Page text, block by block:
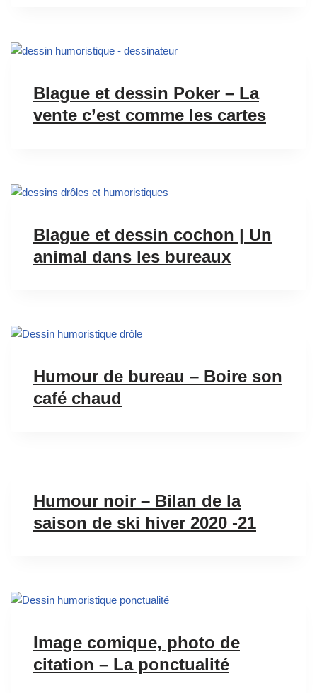
Blague et dessin Poker – La
vente c’est comme les cartes
Blague et dessin cochon | Un
animal dans les bureaux
Humour de bureau – Boire son
café chaud
Humour noir – Bilan de la
saison de ski hiver 2020 -21
Image comique, photo de
citation – La ponctualité